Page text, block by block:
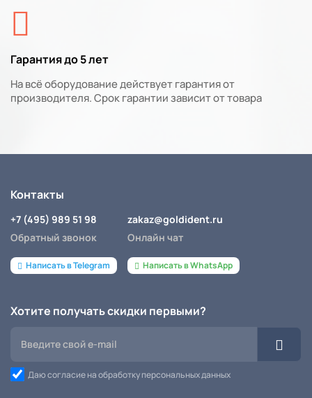
Гарантия до 5 лет
На всё оборудование действует гарантия от
производителя. Срок гарантии зависит от товара
Контакты
+7 (495) 989 51 98
Обратный звонок
Написать в Telegram
zakaz@goldident.ru
Онлайн чат
Написать в WhatsApp
Хотите получать скидки первыми?
Даю согласие на обработку персональных данных